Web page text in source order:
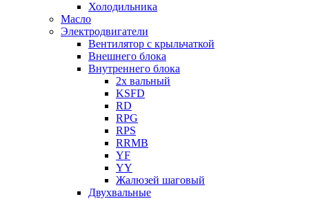
Холодильника
Масло
Электродвигатели
Вентилятор с крыльчаткой
Внешнего блока
Внутреннего блока
2х вальный
KSFD
RD
RPG
RPS
RRMB
YF
YY
Жалюзей шаговый
Двухвальные